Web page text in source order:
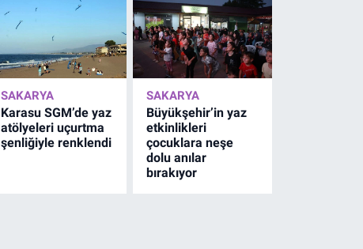
SAKARYA
Karasu SGM’de yaz
atölyeleri uçurtma
şenliğiyle renklendi
SAKARYA
Büyükşehir’in yaz
etkinlikleri
çocuklara neşe
dolu anılar
bırakıyor